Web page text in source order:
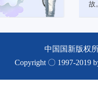
故
中国国新版权
Copyright 〇 1997-2019